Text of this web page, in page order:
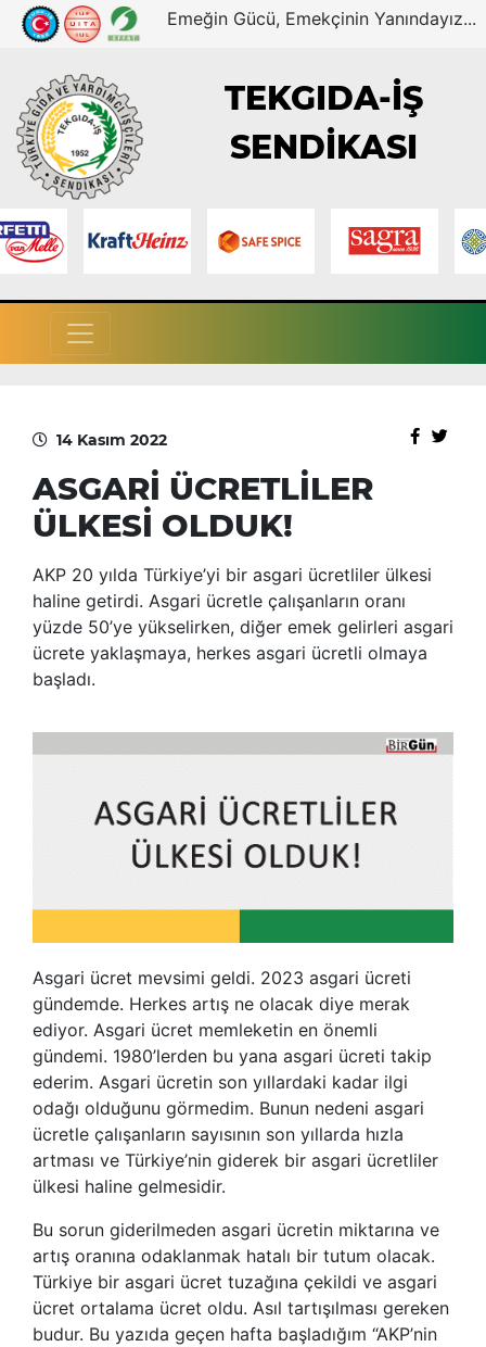
Emeğin Gücü, Emekçinin Yanındayız...
TEKGIDA-İŞ
SENDİKASI
14 Kasım 2022
ASGARİ ÜCRETLİLER
ÜLKESİ OLDUK!
AKP 20 yılda Türkiye’yi bir asgari ücretliler ülkesi
haline getirdi. Asgari ücretle çalışanların oranı
yüzde 50’ye yükselirken, diğer emek gelirleri asgari
ücrete yaklaşmaya, herkes asgari ücretli olmaya
başladı.
Asgari ücret mevsimi geldi. 2023 asgari ücreti
gündemde. Herkes artış ne olacak diye merak
ediyor. Asgari ücret memleketin en önemli
gündemi. 1980’lerden bu yana asgari ücreti takip
ederim. Asgari ücretin son yıllardaki kadar ilgi
odağı olduğunu görmedim. Bunun nedeni asgari
ücretle çalışanların sayısının son yıllarda hızla
artması ve Türkiye’nin giderek bir asgari ücretliler
ülkesi haline gelmesidir.
Bu sorun giderilmeden asgari ücretin miktarına ve
artış oranına odaklanmak hatalı bir tutum olacak.
Türkiye bir asgari ücret tuzağına çekildi ve asgari
ücret ortalama ücret oldu. Asıl tartışılması gereken
budur. Bu yazıda geçen hafta başladığım “AKP’nin